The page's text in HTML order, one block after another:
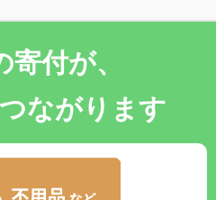
付が、
ながります